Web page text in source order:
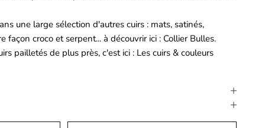
une large sélection d'autres cuirs : mats, satinés,
façon croco et serpent... à découvrir ici : Collier Bulles.
pailletés de plus près, c'est ici : Les cuirs & couleurs